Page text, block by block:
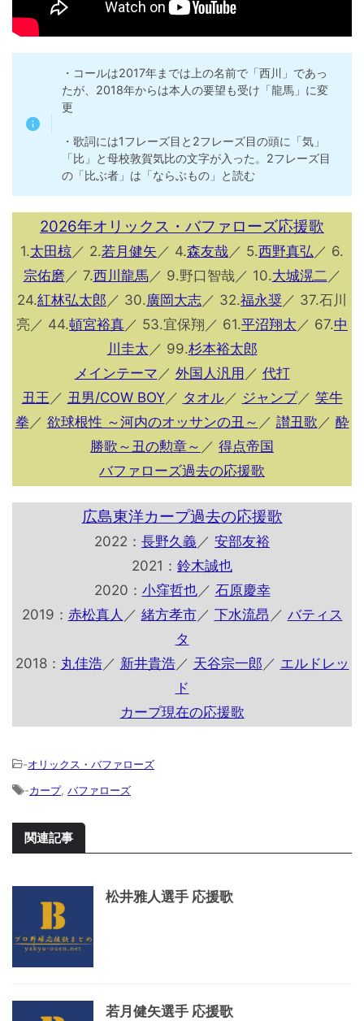
・コールは2017年までは上の名前で「西川」であっ
たが、2018年からは本人の要望も受け「龍馬」に変
更
・歌詞には1フレーズ目と2フレーズ目の頭に「気」
「比」と母校敦賀気比の文字が入った。2フレーズ目
の「比ぶ者」は「ならぶもの」と読む
2026年オリックス・バファローズ応援歌
1.太田椋／ 2.若月健矢 ／ 4.森友哉／ 5.西野真弘 ／ 6.
宗佑磨 ／ 7.西川龍馬／ 9.野口智哉／ 10.大城滉二 ／
24.紅林弘太郎 ／ 30.廣岡大志／ 32.福永奨／ 37.石川
亮／ 44.頓宮裕真／ 53.宜保翔／ 61.平沼翔太 ／ 67.中
川圭太 ／ 99.杉本裕太郎
メインテーマ ／ 外国人汎用 ／ 代打
丑王 ／ 丑男/COW BOY／ タオル／ ジャンプ／ 笑牛
拳 ／ 欲球根性 ～河内のオッサンの丑～ ／ 讃丑歌 ／ 酔
勝歌～丑の勲章～ ／ 得点帝国
バファローズ過去の応援歌
広島東洋カープ過去の応援歌
2022： 長野久義 ／ 安部友裕
2021： 鈴木誠也
2020： 小窪哲也／ 石原慶幸
2019： 赤松真人 ／ 緒方孝市／ 下水流昂 ／ バティス
タ
2018： 丸佳浩／ 新井貴浩／ 天谷宗一郎 ／ エルドレッ
ド
カープ現在の応援歌
-オリックス・バファローズ
-カープ, バファローズ
関連記事
松井雅人選手 応援歌
若月健矢選手 応援歌